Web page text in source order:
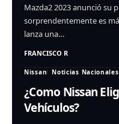
Mazda2 2023 anunció su
sorprendentemente es
lanza una…
FRANCISCO R
Nissan Noticias Nacionales
¿Como Nissan
Vehículos?